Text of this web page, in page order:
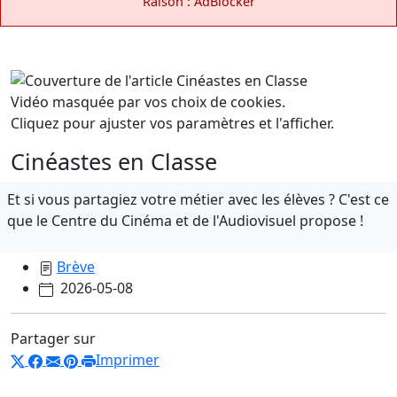
Vidéo masquée par vos choix de cookies.
Cliquez pour ajuster vos paramètres et l'afficher.
Cinéastes en Classe
Et si vous partagiez votre métier avec les élèves ? C'est ce
que le Centre du Cinéma et de l'Audiovisuel propose !
Brève
2026-05-08
Partager sur
Imprimer